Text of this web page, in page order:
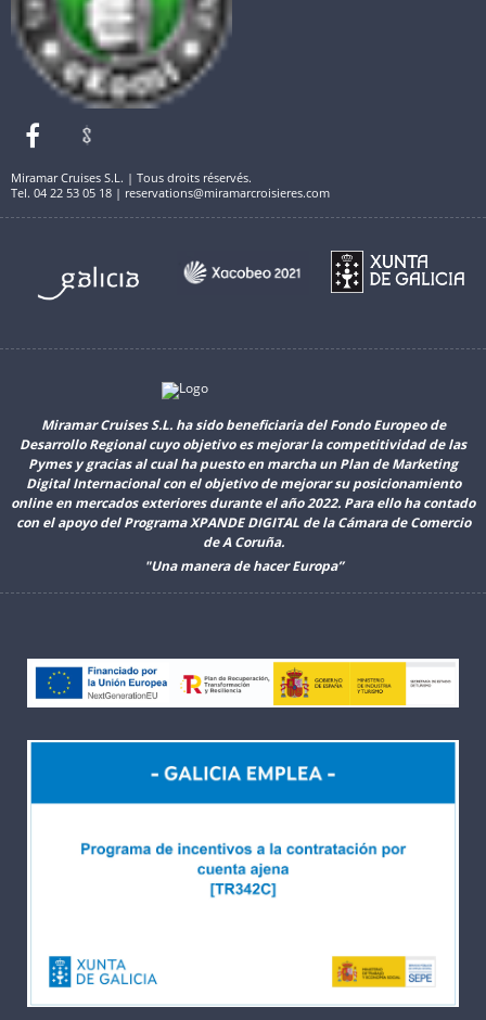
Miramar Cruises S.L. | Tous droits réservés.
Tel. 04 22 53 05 18 | reservations@miramarcroisieres.com
Miramar Cruises S.L. ha sido beneficiaria del Fondo Europeo de
Desarrollo Regional cuyo objetivo es mejorar la competitividad de las
Pymes y gracias al cual ha puesto en marcha un Plan de Marketing
Digital Internacional con el objetivo de mejorar su posicionamiento
online en mercados exteriores durante el año 2022. Para ello ha contado
con el apoyo del Programa XPANDE DIGITAL de la Cámara de Comercio
de A Coruña.
"Una manera de hacer Europa”